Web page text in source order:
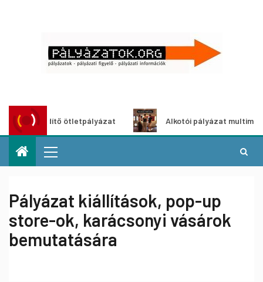
ötletpályázat Alkotói pályázat multimédia-
Pályázat kiállítások, pop-up
store-ok, karácsonyi vásárok
bemutatására